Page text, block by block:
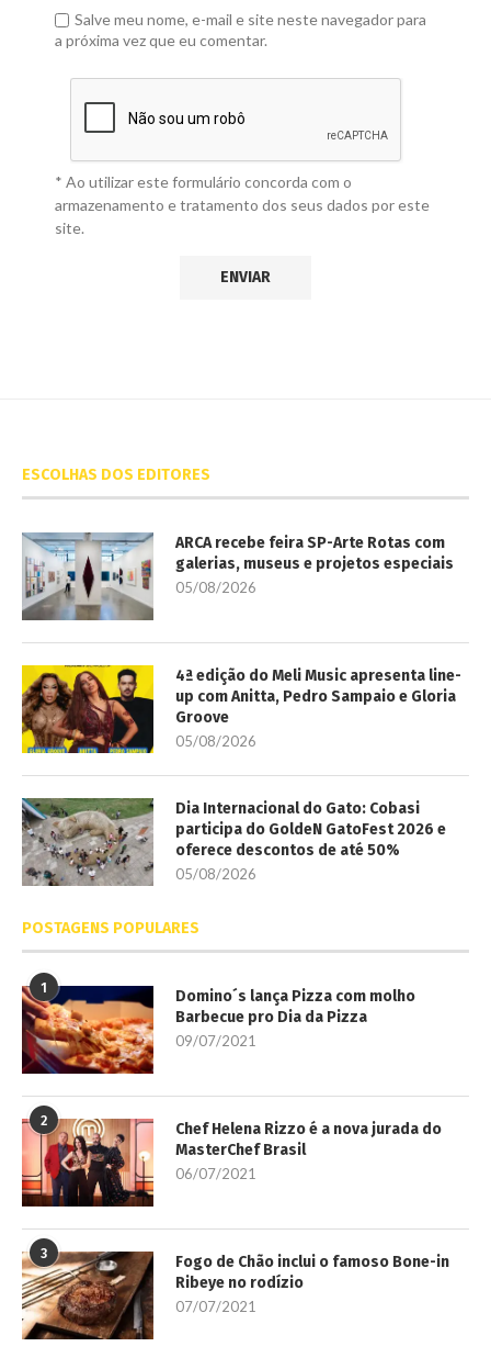
Salve meu nome, e-mail e site neste navegador para
a próxima vez que eu comentar.
* Ao utilizar este formulário concorda com o
armazenamento e tratamento dos seus dados por este
site.
ESCOLHAS DOS EDITORES
ARCA recebe feira SP-Arte Rotas com
galerias, museus e projetos especiais
05/08/2026
4ª edição do Meli Music apresenta line-
up com Anitta, Pedro Sampaio e Gloria
Groove
05/08/2026
Dia Internacional do Gato: Cobasi
participa do GoldeN GatoFest 2026 e
oferece descontos de até 50%
05/08/2026
POSTAGENS POPULARES
1
Domino´s lança Pizza com molho
Barbecue pro Dia da Pizza
09/07/2021
2
Chef Helena Rizzo é a nova jurada do
MasterChef Brasil
06/07/2021
3
Fogo de Chão inclui o famoso Bone-in
Ribeye no rodízio
07/07/2021